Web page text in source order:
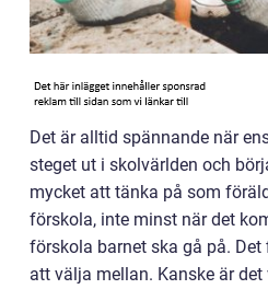
Det är alltid spännande när
steget ut i skolvärlden och
mycket att tänka på som
förskola, inte minst när det
förskola barnet ska gå på.
att välja mellan. Kanske är